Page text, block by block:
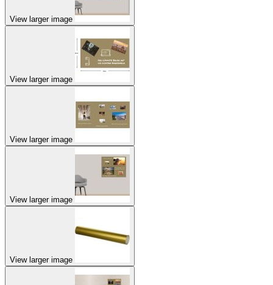
View larger image
View larger image
View larger image
View larger image
View larger image